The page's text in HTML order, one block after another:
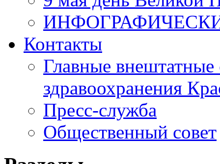
Контакты
Главные внештатные
здравоохранения
Пресс-служба
Общественный совет